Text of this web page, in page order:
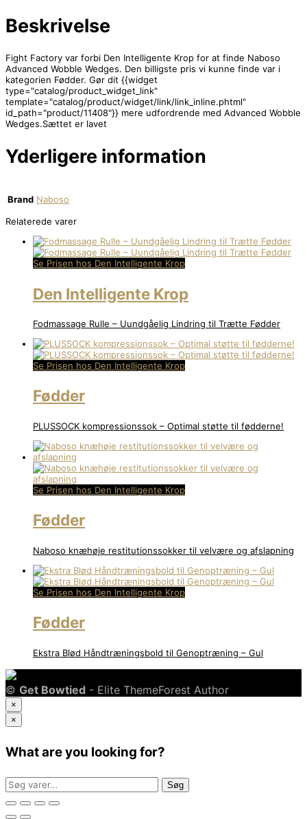
Beskrivelse
Fight Factory var forbi Den Intelligente Krop for at finde Naboso
Advanced Wobble Wedges. Den billigste pris vi kunne finde var i
kategorien Fødder. Gør dit {{widget
type="catalog/product_widget_link"
template="catalog/product/widget/link/link_inline.phtml"
id_path="product/11408"}} mere udfordrende med Advanced Wobble
Wedges.Sættet er lavet
Yderligere information
Brand Naboso
Relaterede varer
Se Prisen hos Den Intelligente Krop
Den Intelligente Krop
Fodmassage Rulle – Uundgåelig Lindring til Trætte Fødder
Se Prisen hos Den Intelligente Krop
Fødder
PLUSSOCK kompressionssok – Optimal støtte til fødderne!
Se Prisen hos Den Intelligente Krop
Fødder
Naboso knæhøje restitutionssokker til velvære og afslapning
Se Prisen hos Den Intelligente Krop
Fødder
Ekstra Blød Håndtræningsbold til Genoptræning – Gul
© Get Bowtied - Elite ThemeForest Author
×
×
What are you looking for?
Søg
efter:
Søg